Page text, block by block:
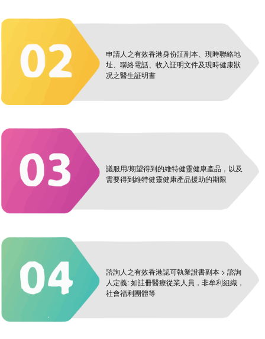
申請人之有效香港身份証副本、現時聯絡地
址、聯絡電話、收入証明文件及現時健康狀
况之醫生証明書
議服用/期望得到的維特健靈健康產品，以及
需要得到維特健靈健康產品援助的期限
諮詢人之有效香港認可執業證書副本 > 諮詢
人定義: 如註冊醫療從業人員，非牟利組織，
社會福利團體等